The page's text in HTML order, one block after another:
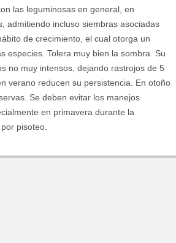
las leguminosas en general, en
admitiendo incluso siembras asociadas
de crecimiento, el cual otorga un
especies. Tolera muy bien la sombra. Su
no muy intensos, dejando rastrojos de 5
verano reducen su persistencia. En otoño
Se deben evitar los manejos
en primavera durante la
pisoteo.
Enter your information in